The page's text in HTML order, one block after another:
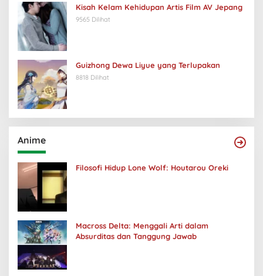
Kisah Kelam Kehidupan Artis Film AV Jepang
9565 Dilihat
Guizhong Dewa Liyue yang Terlupakan
8818 Dilihat
Anime
Filosofi Hidup Lone Wolf: Houtarou Oreki
Macross Delta: Menggali Arti dalam
Absurditas dan Tanggung Jawab